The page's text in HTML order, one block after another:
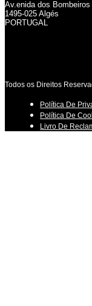
Av.enida dos
1495-025 Algés
PORTUGAL
Todos os Direitos
Política De
Política De
Livro De